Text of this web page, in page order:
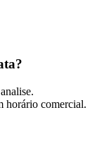
horário comercial.